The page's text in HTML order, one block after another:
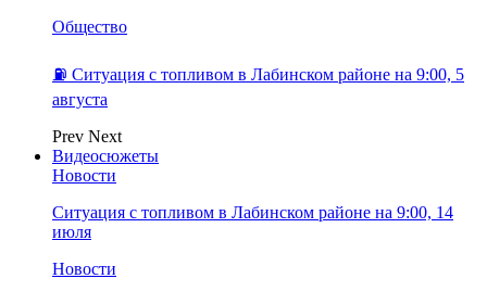
Общество
⛽️ Ситуация с топливом в Лабинском районе на 9:00, 5
августа
Prev Next
Видеосюжеты
Новости
Ситуация с топливом в Лабинском районе на 9:00, 14
июля
Новости